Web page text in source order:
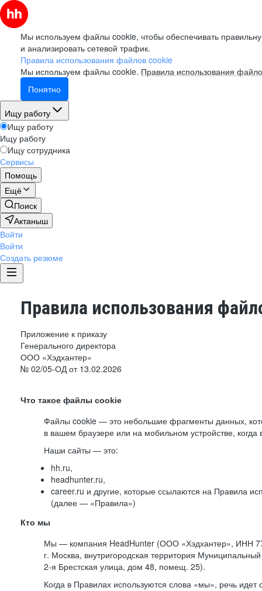
Мы используем файлы cookie, чтобы обеспечивать
и анализировать сетевой трафик.
Правила использования файлов cookie
Мы используем файлы cookie. Правила использования
Понятно
Ищу работу
Ищу работу
Ищу работу
Ищу сотрудника
Сервисы
Помощь
Ещё
Поиск
Актаныш
Войти
Войти
Создать резюме
Правила использования
Приложение к приказу
Генерального директора
ООО «Хэдхантер»
№ 02/05-ОД от 13.02.2026
Что такое файлы cookie
Файлы cookie — это небольшие фрагменты данных,
в вашем браузере или на мобильном устройстве,
Наши сайты — это:
hh.ru,
headhunter.ru,
career.ru и другие, которые ссылаются на Правила
(далее — «Правила»)
Кто мы
Мы — компания HeadHunter (ООО «Хэдхантер», ИНН
г. Москва, внутригородская территория Муниципальный
2-я Брестская улица, дом 48, помещ. 25).
Когда в Правилах используются слова «мы», речь